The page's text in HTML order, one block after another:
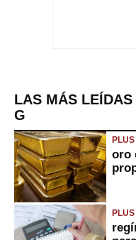
LAS MÁS LEÍDAS
G
PLUS
oro
PLUS